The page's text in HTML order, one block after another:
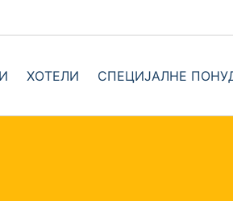
ХОТЕЛИ СПЕЦИЈАЛНЕ